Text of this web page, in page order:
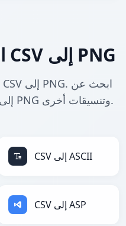
المزيد من محولات CSV إلى PNG
أدوات ذات صلة لتحويل CSV إلى PNG وتنسيقات أخرى.
CSV إلى ASCII
CSV إلى ASP